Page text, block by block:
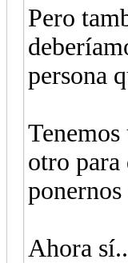
Pero
persona
otro para
Ahora